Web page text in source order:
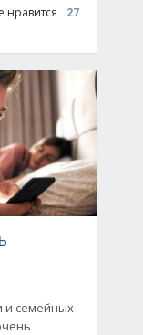
нравится
27
и семейных